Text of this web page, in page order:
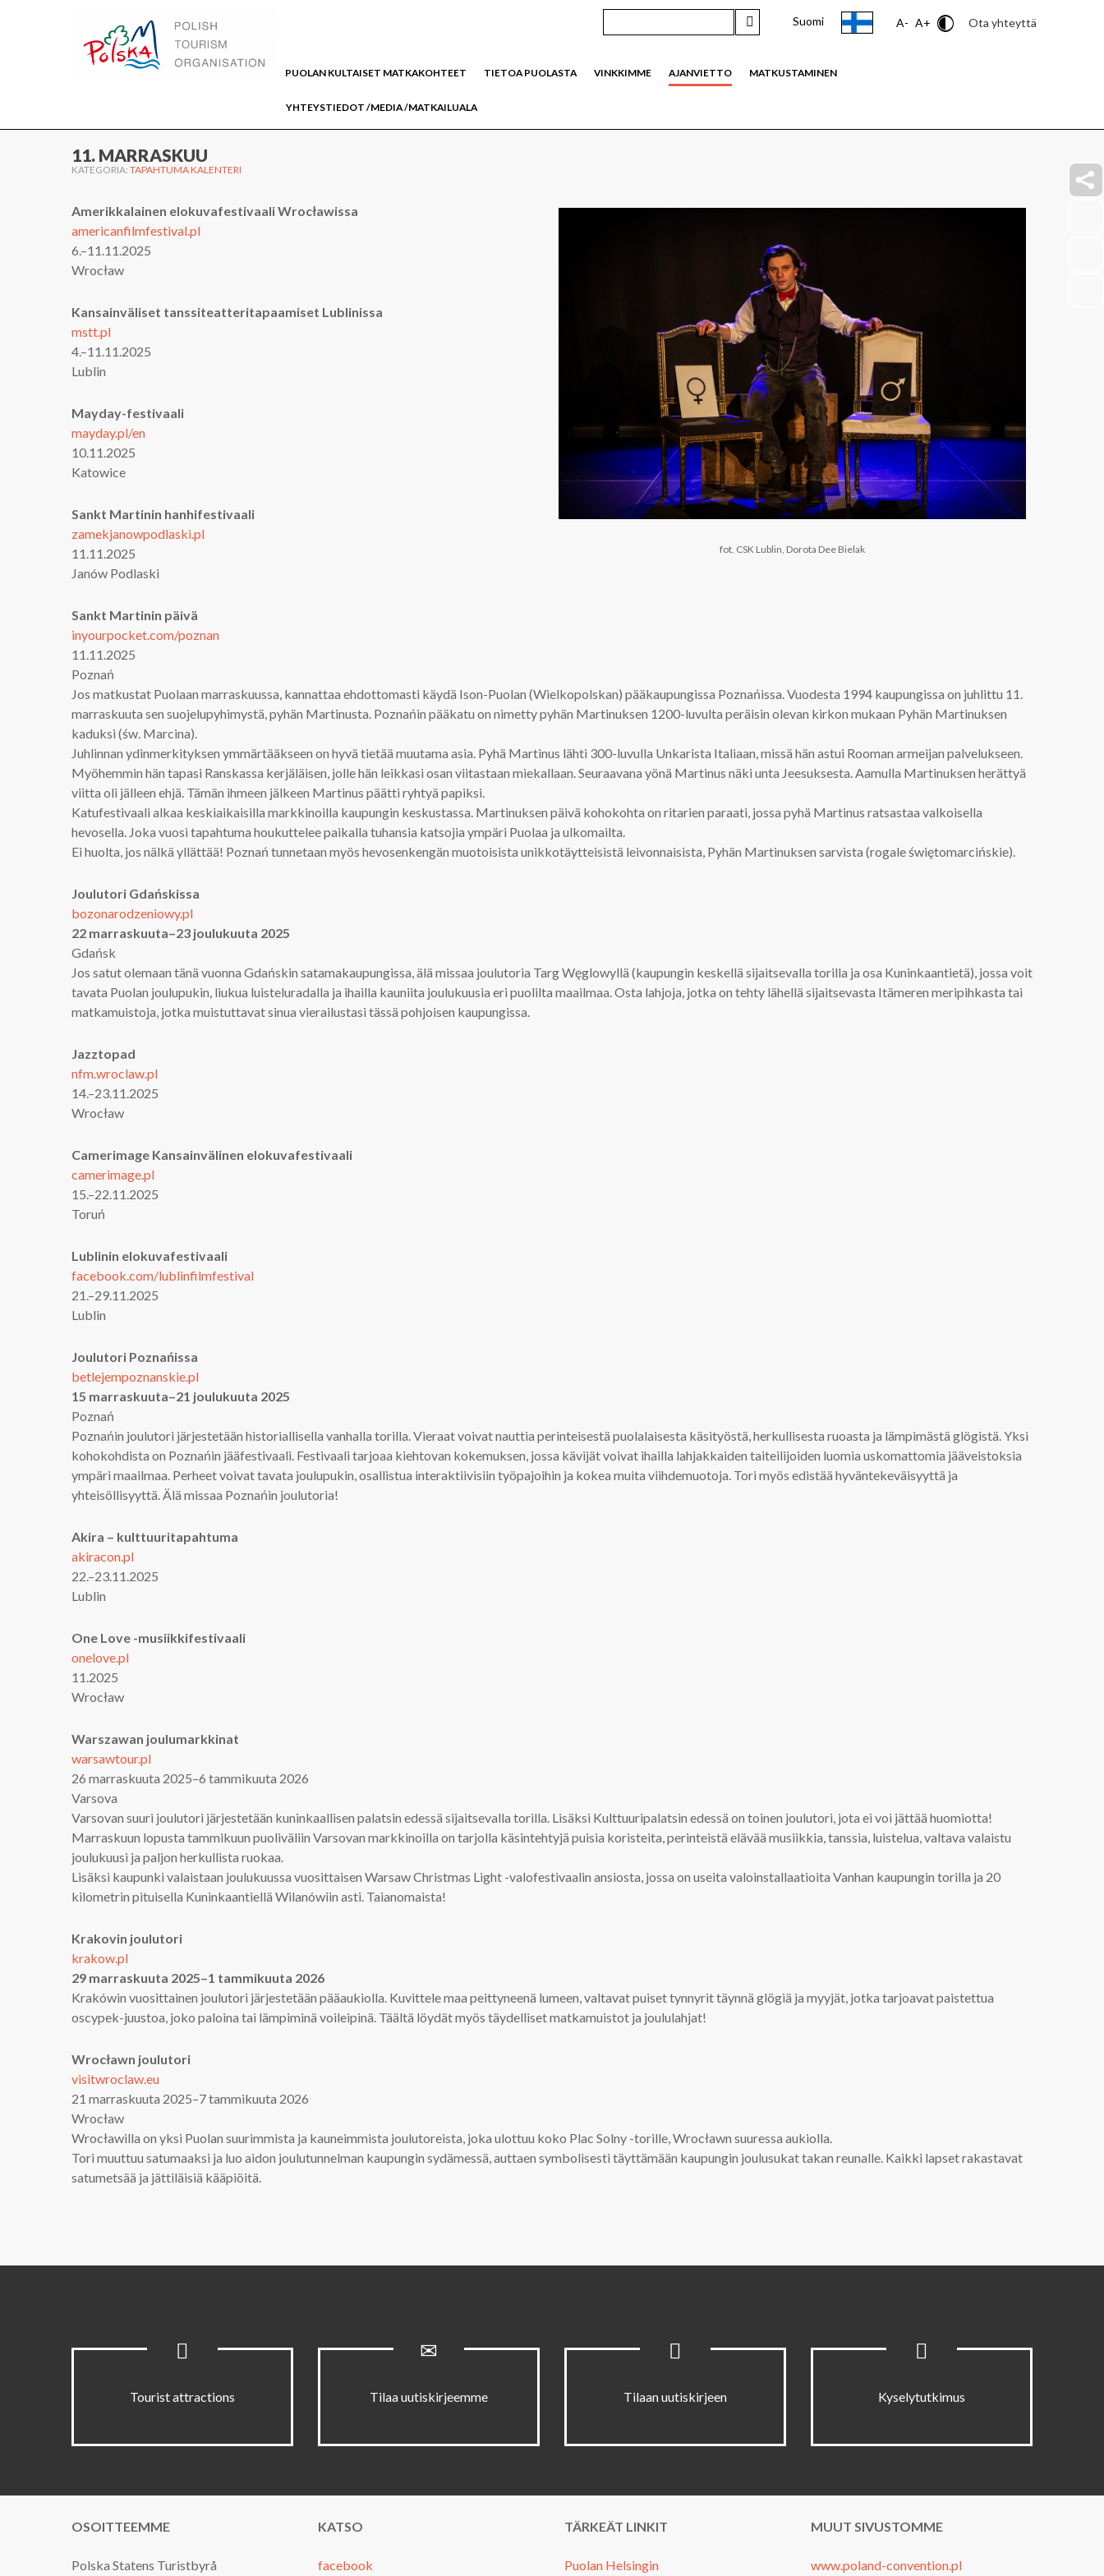
Suomi A- A+ ContrastOta yhteyttä
WWW.PUOLA.TRAVEL
PUOLAN KULTAISET MATKAKOHTEET TIETOA PUOLASTA VINKKIMME AJANVIETTO MATKUSTAMINEN
YHTEYSTIEDOT /MEDIA /MATKAILUALA
Kulttuuri Tapahtuma kalenteri
11. MARRASKUU
KATEGORIA: TAPAHTUMA KALENTERI
fot. CSK Lublin, Dorota Dee Bielak
Amerikkalainen elokuvafestivaali Wrocławissa
americanfilmfestival.pl
6.–11.11.2025
Wrocław
Kansainväliset tanssiteatteritapaamiset Lublinissa
mstt.pl
4.–11.11.2025
Lublin
Mayday-festivaali
mayday.pl/en
10.11.2025
Katowice
Sankt Martinin hanhifestivaali
zamekjanowpodlaski.pl
11.11.2025
Janów Podlaski
Sankt Martinin päivä
inyourpocket.com/poznan
11.11.2025
Poznań
Jos matkustat Puolaan marraskuussa, kannattaa ehdottomasti käydä Ison-Puolan (Wielkopolskan) pääkaupungissa Poznańissa. Vuodesta 1994 kaupungissa on juhlittu 11.
marraskuuta sen suojelupyhimystä, pyhän Martinusta. Poznańin pääkatu on nimetty pyhän Martinuksen 1200-luvulta peräisin olevan kirkon mukaan Pyhän Martinuksen
kaduksi (św. Marcina).
Juhlinnan ydinmerkityksen ymmärtääkseen on hyvä tietää muutama asia. Pyhä Martinus lähti 300-luvulla Unkarista Italiaan, missä hän astui Rooman armeijan palvelukseen.
Myöhemmin hän tapasi Ranskassa kerjäläisen, jolle hän leikkasi osan viitastaan miekallaan. Seuraavana yönä Martinus näki unta Jeesuksesta. Aamulla Martinuksen herättyä
viitta oli jälleen ehjä. Tämän ihmeen jälkeen Martinus päätti ryhtyä papiksi.
Katufestivaali alkaa keskiaikaisilla markkinoilla kaupungin keskustassa. Martinuksen päivä kohokohta on ritarien paraati, jossa pyhä Martinus ratsastaa valkoisella
hevosella. Joka vuosi tapahtuma houkuttelee paikalla tuhansia katsojia ympäri Puolaa ja ulkomailta.
Ei huolta, jos nälkä yllättää! Poznań tunnetaan myös hevosenkengän muotoisista unikkotäytteisistä leivonnaisista, Pyhän Martinuksen sarvista (rogale świętomarcińskie).
Joulutori Gdańskissa
bozonarodzeniowy.pl
22 marraskuuta–23 joulukuuta 2025
Gdańsk
Jos satut olemaan tänä vuonna Gdańskin satamakaupungissa, älä missaa joulutoria Targ Węglowyllä (kaupungin keskellä sijaitsevalla torilla ja osa Kuninkaantietä), jossa voit
tavata Puolan joulupukin, liukua luisteluradalla ja ihailla kauniita joulukuusia eri puolilta maailmaa. Osta lahjoja, jotka on tehty lähellä sijaitsevasta Itämeren meripihkasta tai
matkamuistoja, jotka muistuttavat sinua vierailustasi tässä pohjoisen kaupungissa.
Jazztopad
nfm.wroclaw.pl
14.–23.11.2025
Wrocław
Camerimage Kansainvälinen elokuvafestivaali
camerimage.pl
15.–22.11.2025
Toruń
Lublinin elokuvafestivaali
facebook.com/lublinfilmfestival
21.–29.11.2025
Lublin
Joulutori Poznańissa
betlejempoznanskie.pl
15 marraskuuta–21 joulukuuta 2025
Poznań
Poznańin joulutori järjestetään historiallisella vanhalla torilla. Vieraat voivat nauttia perinteisestä puolalaisesta käsityöstä, herkullisesta ruoasta ja lämpimästä glögistä. Yksi
kohokohdista on Poznańin jääfestivaali. Festivaali tarjoaa kiehtovan kokemuksen, jossa kävijät voivat ihailla lahjakkaiden taiteilijoiden luomia uskomattomia jääveistoksia
ympäri maailmaa. Perheet voivat tavata joulupukin, osallistua interaktiivisiin työpajoihin ja kokea muita viihdemuotoja. Tori myös edistää hyväntekeväisyyttä ja
yhteisöllisyyttä. Älä missaa Poznańin joulutoria!
Akira – kulttuuritapahtuma
akiracon.pl
22.–23.11.2025
Lublin
One Love -musiikkifestivaali
onelove.pl
11.2025
Wrocław
Warszawan joulumarkkinat
warsawtour.pl
26 marraskuuta 2025–6 tammikuuta 2026
Varsova
Varsovan suuri joulutori järjestetään kuninkaallisen palatsin edessä sijaitsevalla torilla. Lisäksi Kulttuuripalatsin edessä on toinen joulutori, jota ei voi jättää huomiotta!
Marraskuun lopusta tammikuun puoliväliin Varsovan markkinoilla on tarjolla käsintehtyjä puisia koristeita, perinteistä elävää musiikkia, tanssia, luistelua, valtava valaistu
joulukuusi ja paljon herkullista ruokaa.
Lisäksi kaupunki valaistaan joulukuussa vuosittaisen Warsaw Christmas Light -valofestivaalin ansiosta, jossa on useita valoinstallaatioita Vanhan kaupungin torilla ja 20
kilometrin pituisella Kuninkaantiellä Wilanówiin asti. Taianomaista!
Krakovin joulutori
krakow.pl
29 marraskuuta 2025–1 tammikuuta 2026
Krakówin vuosittainen joulutori järjestetään pääaukiolla. Kuvittele maa peittyneenä lumeen, valtavat puiset tynnyrit täynnä glögiä ja myyjät, jotka tarjoavat paistettua
oscypek-juustoa, joko paloina tai lämpiminä voileipinä. Täältä löydät myös täydelliset matkamuistot ja joululahjat!
Wrocławn joulutori
visitwroclaw.eu
21 marraskuuta 2025–7 tammikuuta 2026
Wrocław
Wrocławilla on yksi Puolan suurimmista ja kauneimmista joulutoreista, joka ulottuu koko Plac Solny -torille, Wrocławn suuressa aukiolla.
Tori muuttuu satumaaksi ja luo aidon joulutunnelman kaupungin sydämessä, auttaen symbolisesti täyttämään kaupungin joulusukat takan reunalle. Kaikki lapset rakastavat
satumetsää ja jättiläisiä kääpiöitä.
Tourist attractions Tilaa uutiskirjeemme Tilaan uutiskirjeen Kyselytutkimus
OSOITTEEMME
Polska Statens Turistbyrå
KATSO
facebook
TÄRKEÄT LINKIT
Puolan Helsingin
MUUT SIVUSTOMME
www.poland-convention.pl